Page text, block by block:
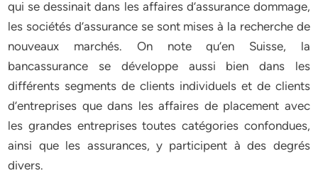
qui se dessinait dans les affaires d’assurance dommage,
les sociétés d’assurance se sont mises à la recherche de
nouveaux marchés. On note qu’en Suisse, la
bancassurance se développe aussi bien dans les
différents segments de clients individuels et de clients
d’entreprises que dans les affaires de placement avec
les grandes entreprises toutes catégories confondues,
ainsi que les assurances, y participent à des degrés
divers.